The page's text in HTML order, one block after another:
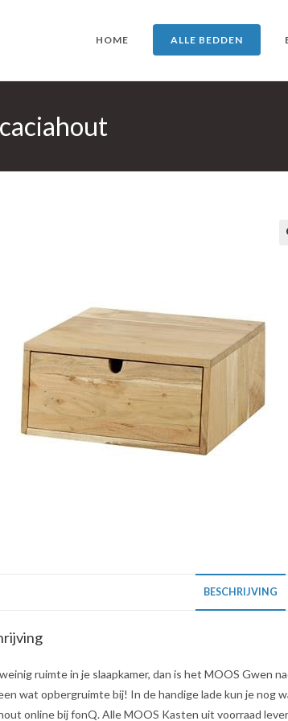
HOME ALLE BEDDEN
BESCHRIJVING
ruimte in je slaapkamer, dan is het MOOS Gwen
wat opbergruimte bij! In de handige lade kun je nog
online bij fonQ. Alle MOOS Kasten uit voorraad